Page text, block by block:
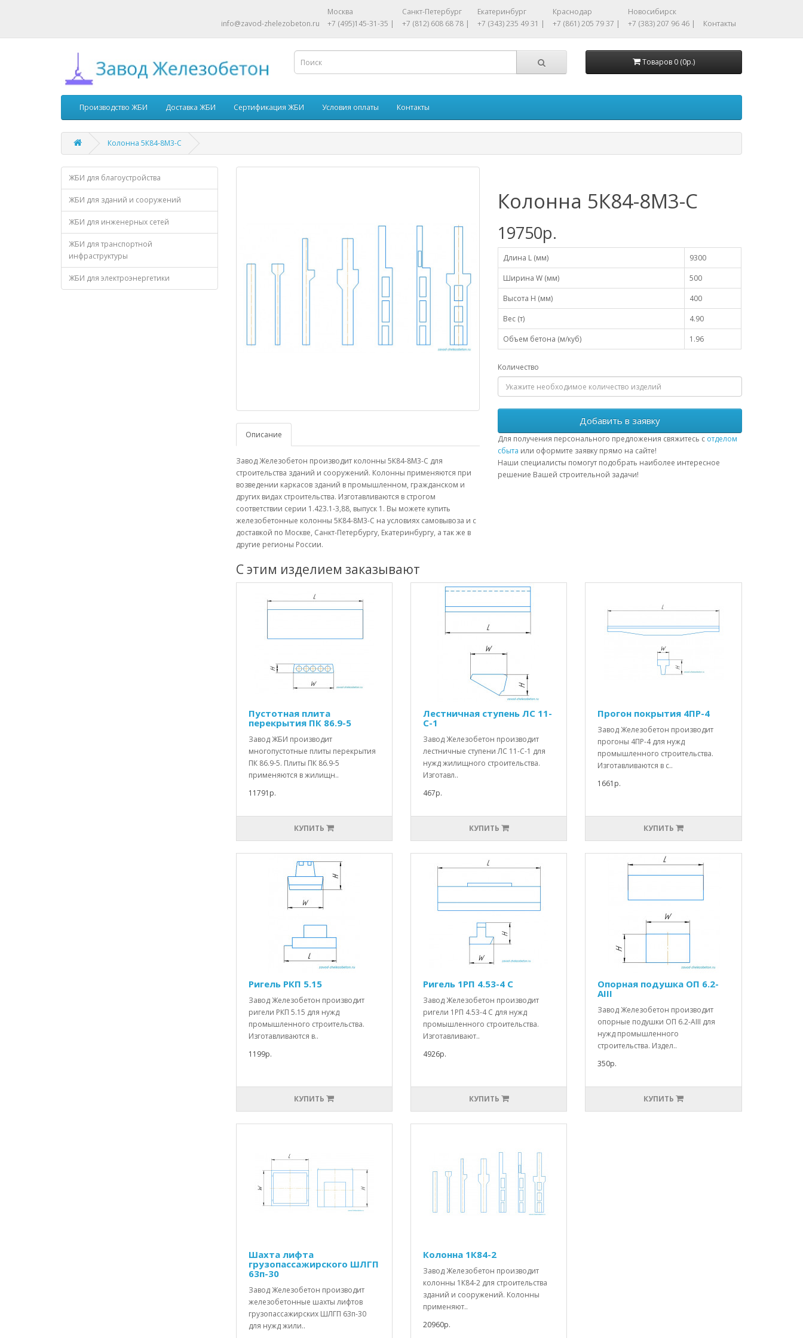
info@zavod-zhelezobeton.ru
Москва
+7 (495)145-31-35 |
Санкт-Петербург
+7 (812) 608 68 78 |
Екатеринбург
+7 (343) 235 49 31 |
Краснодар
+7 (861) 205 79 37 |
Новосибирск
+7 (383) 207 96 46 |
Контакты
Товаров 0 (0р.)
Производство ЖБИ Доставка ЖБИ Сертификация ЖБИ Условия оплаты Контакты
Колонна 5К84-8М3-С
ЖБИ для благоустройства
ЖБИ для зданий и сооружений
ЖБИ для инженерных сетей
ЖБИ для транспортной
инфраструктуры
ЖБИ для электроэнергетики
Описание
Завод Железобетон производит колонны 5К84-8М3-С для
строительства зданий и сооружений. Колонны применяются при
возведении каркасов зданий в промышленном, гражданском и
других видах строительства. Изготавливаются в строгом
соответствии серии 1.423.1-3,88, выпуск 1. Вы можете купить
железобетонные колонны 5К84-8М3-С на условиях самовывоза и с
доставкой по Москве, Санкт-Петербургу, Екатеринбургу, а так же в
другие регионы России.
Колонна 5К84-8М3-С
19750р.
Длина L (мм)
9300
Ширина W (мм)
500
Высота H (мм)
400
Вес (т)
4.90
Объем бетона (м/куб)
1.96
Количество
Добавить в заявку
Для получения персонального предложения свяжитесь с отделом
сбыта или оформите заявку прямо на сайте!
Наши специалисты помогут подобрать наиболее интересное
решение Вашей строительной задачи!
С этим изделием заказывают
Пустотная плита
перекрытия ПК 86.9-5
Завод ЖБИ производит
многопустотные плиты перекрытия
ПК 86.9-5. Плиты ПК 86.9-5
применяются в жилищн..
11791р.
КУПИТЬ
Лестничная ступень ЛС 11-
С-1
Завод Железобетон производит
лестничные ступени ЛС 11-С-1 для
нужд жилищного строительства.
Изготавл..
467р.
КУПИТЬ
Прогон покрытия 4ПР-4
Завод Железобетон производит
прогоны 4ПР-4 для нужд
промышленного строительства.
Изготавливаются в с..
1661р.
КУПИТЬ
Ригель РКП 5.15
Завод Железобетон производит
ригели РКП 5.15 для нужд
промышленного строительства.
Изготавливаются в..
1199р.
КУПИТЬ
Ригель 1РП 4.53-4 С
Завод Железобетон производит
ригели 1РП 4.53-4 С для нужд
промышленного строительства.
Изготавливают..
4926р.
КУПИТЬ
Опорная подушка ОП 6.2-
АIII
Завод Железобетон производит
опорные подушки ОП 6.2-АIII для
нужд промышленного
строительства. Издел..
350р.
КУПИТЬ
Шахта лифта
грузопассажирского ШЛГП
63п-30
Завод Железобетон производит
железобетонные шахты лифтов
грузопассажирских ШЛГП 63п-30
для нужд жили..
Колонна 1К84-2
Завод Железобетон производит
колонны 1К84-2 для строительства
зданий и сооружений. Колонны
применяют..
20960р.